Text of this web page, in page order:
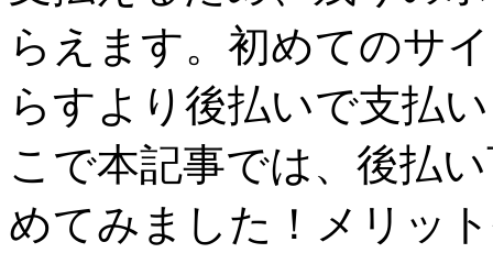
らえます。初めてのサ
らすより後払いで支払
こで本記事では、後払
めてみました！メリッ